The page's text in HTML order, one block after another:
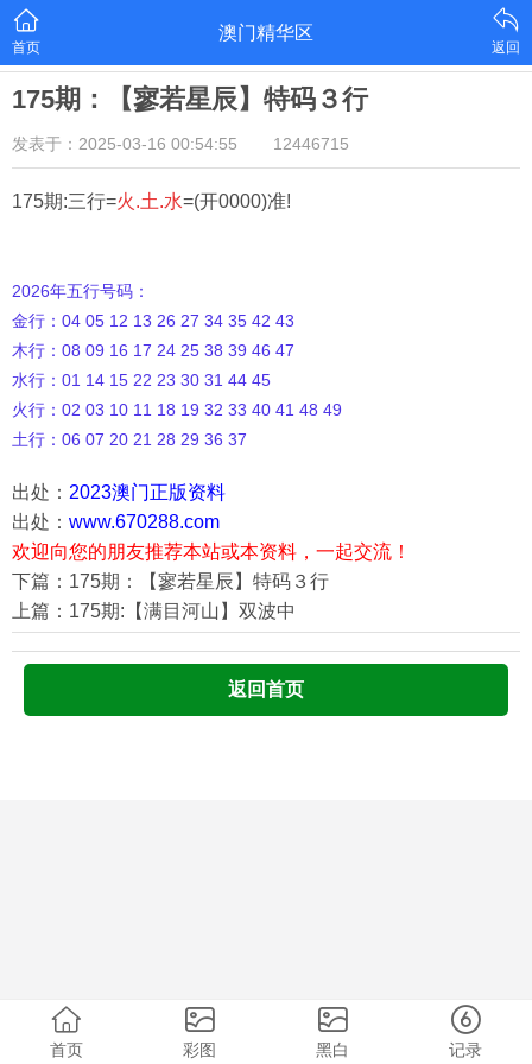
首页
澳门精华区
返回
175期：【寥若星辰】特码３行
发表于：2025-03-16 00:54:55 12446715
175期:三行=火.土.水=(开0000)准!
2026年五行号码：
金行：04 05 12 13 26 27 34 35 42 43
木行：08 09 16 17 24 25 38 39 46 47
水行：01 14 15 22 23 30 31 44 45
火行：02 03 10 11 18 19 32 33 40 41 48 49
土行：06 07 20 21 28 29 36 37
出处： 2023澳门正版资料
出处： www.670288.com
欢迎向您的朋友推荐本站或本资料，一起交流！
下篇：175期：【寥若星辰】特码３行
上篇：175期:【满目河山】双波中
返回首页
首页 彩图 黑白 记录